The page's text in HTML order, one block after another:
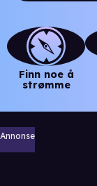
Finn noe å
strømme
Annonse